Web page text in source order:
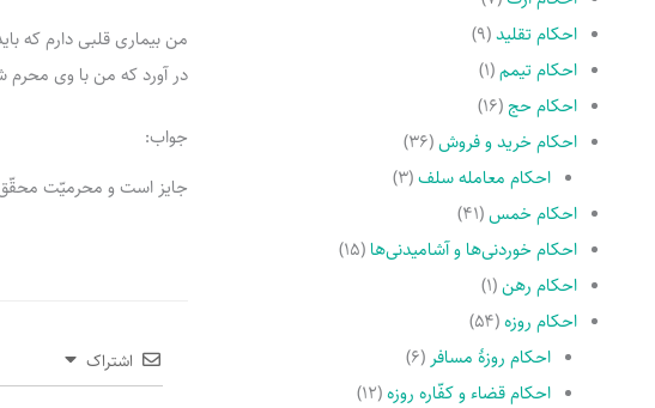
احکام تقلید(۹)
احکام تیمم(۱)
احکام حج (۱۶)
احکام خرید و فروش(۳۶)
احکام معامله سلف(۳)
احکام خمس(۴۱)
احکام خوردنی‌ها و آشامیدنی‌ها(۱۵)
احکام رهن(۱)
احکام روزه(۵۴)
احکام روزۀ مسافر (۶)
احکام قضاء و کفّاره روزه(۱۲)
من بیماری قلبی دارم
در آورد که من با وی
جواب:
جایز است و محرمیّت
اشتراک